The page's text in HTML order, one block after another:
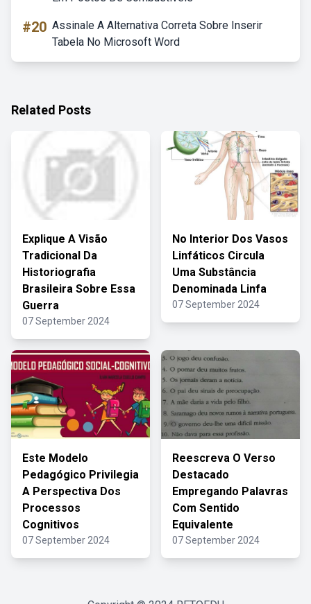
#20 Assinale A Alternativa Correta Sobre Inserir
Tabela No Microsoft Word
Related Posts
Explique A Visão
Tradicional Da
Historiografia
Brasileira Sobre Essa
Guerra
07 September 2024
No Interior Dos Vasos
Linfáticos Circula
Uma Substância
Denominada Linfa
07 September 2024
Este Modelo
Pedagógico Privilegia
A Perspectiva Dos
Processos
Cognitivos
07 September 2024
Reescreva O Verso
Destacado
Empregando Palavras
Com Sentido
Equivalente
07 September 2024